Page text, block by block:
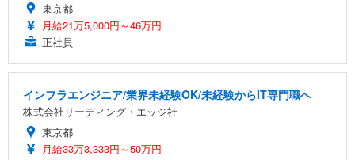
東京都
月給21万5,000円～46万円
正社員
インフラエンジニア/業界未経験OK/未経験からIT専門職へ
株式会社リーディング・エッジ社
東京都
月給33万3,333円～50万円